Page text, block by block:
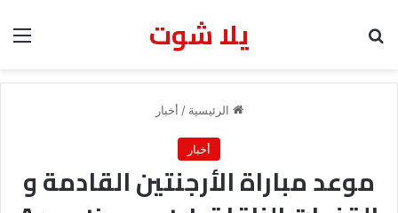
يلا شوت
الرئيسية / أخبار
أخبار
موعد مباراة الأرجنتين القادمة و